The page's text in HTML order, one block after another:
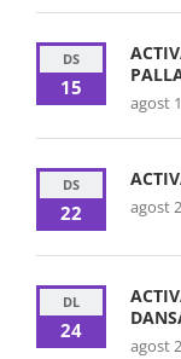
DS
15
agost
DS
22 agost
DL
24
agost